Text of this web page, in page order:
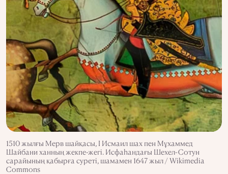
1510 жылғы Мерв шайқасы, I Исмаил шах пен Мұхаммед
Шайбани ханның жекпе-жегі. Исфаһандағы Шехел-Сотун
сарайының қабырға суреті, шамамен 1647 жыл / Wikimedia
Commons